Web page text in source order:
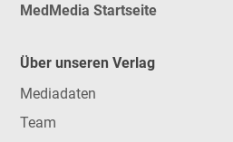
MedMedia Startseite
Über unseren Verlag
Mediadaten
Team